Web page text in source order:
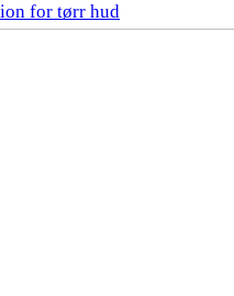
for tørr hud